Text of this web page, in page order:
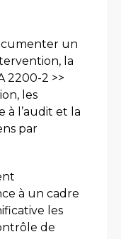
un
la
2200-2 >>
les
à l’audit et la
par
à un cadre
les
de